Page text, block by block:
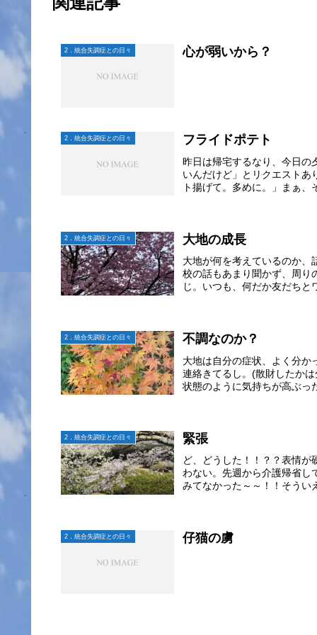
2．統合失調症との日々 心が弱いから？
2．統合失調症との日々 フライドポテト
昨日は帰宅するなり、今日の
いんだけど」とリクエストあ
ト揚げて。多めに。」まぁ
2．統合失調症との日々 大地の成長
大地が何を考えているのか、
校の話もあまり聞かず、周り
じ。いつも、何だか友だち
2．統合失調症との日々 不調なのか？
大地は自分の症状、よく分か
連絡きてるし。(散財したか
状態のように気持ちが高ぶっ
2．統合失調症との日々 緊張
ど、どうした！！？？表情
わない。先週から介護帰省し
みてなかった～～！！そうい
2．統合失調症との日々 仔猫の虜